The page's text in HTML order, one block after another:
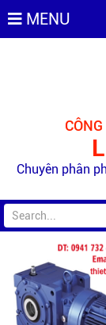
MENU
Chuyên phân